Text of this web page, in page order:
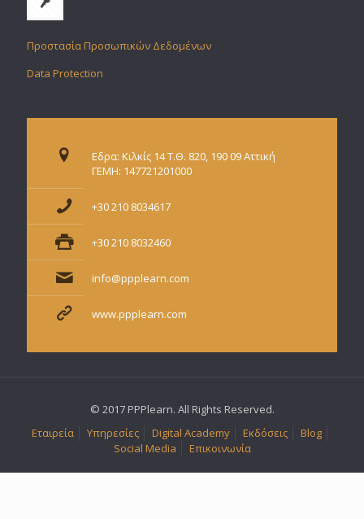
Προστασία Προσωπικών Δεδομένων
Data Protection
Εδρα: Κιλκίς 14 Τ.Θ. 820, 190 09 Αττική
ΓΕΜΗ: 147721201000
+30 210 8034617
+30 210 8032460
info@ppplearn.com
www.ppplearn.com
© 2017 PPPlearn. All Rights Reserved.
Εταιρεία
Υπηρεσίες Digital Academy Εκδόσεις
Blog
Social Media
Επικοινωνία